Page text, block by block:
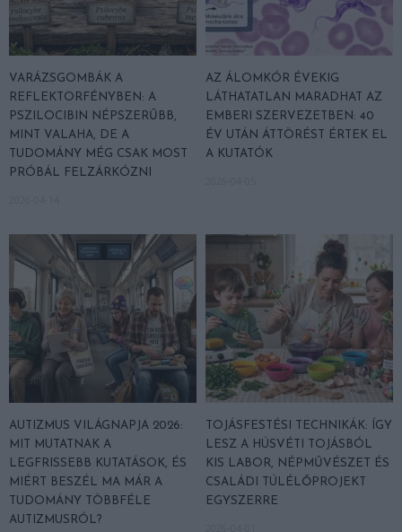
VARÁZSGOMBÁK A
REFLEKTORFÉNYBEN: A
PSZILOCIBIN NÉPSZERŰBB,
MINT VALAHA, DE A
TUDOMÁNY MÉG CSAK MOST
PRÓBÁL FELZÁRKÓZNI
AZ ÁLOMKÓR ÉVEKIG
LÁTHATATLAN MARADHAT AZ
EMBERI SZERVEZETBEN: 40
ÉV UTÁN ÁTTÖRÉST ÉRTEK EL
A KUTATÓK
AUTIZMUS VILÁGNAPJA 2026:
MIT MUTATNAK A
LEGFRISSEBB KUTATÁSOK, ÉS
MIÉRT BESZÉL MA MÁR A
TUDOMÁNY TÖBBFÉLE
AUTIZMUSRÓL?
TOJÁSFESTÉSI TECHNIKÁK: ÍGY
LESZ A HÚSVÉTI TOJÁSBÓL
KIS LABOR, NÉPMŰVÉSZET ÉS
CSALÁDI TÚLÉLŐPROJEKT
EGYSZERRE